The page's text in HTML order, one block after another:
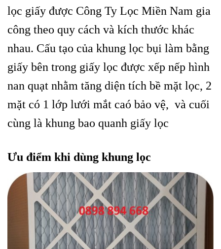
lọc giấy được Công Ty Lọc Miền Nam gia
công theo quy cách và kích thước khác
nhau. Cấu tạo của khung lọc bụi làm bằng
giấy bên trong giấy lọc được xếp nếp hình
nan quạt nhằm tăng diện tích bề mặt lọc, 2
mặt có 1 lớp lưới mắt caó bảo vệ, và cuối
cùng là khung bao quanh giấy lọc
Ưu điểm khi dùng khung lọc